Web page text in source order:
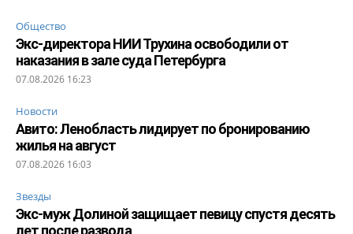
Общество
Экс-директора НИИ Трухина освободили от
наказания в зале суда Петербурга
07.08.2026 16:23
Новости
Авито: Ленобласть лидирует по бронированию
жилья на август
07.08.2026 16:03
Звезды
Экс-муж Долиной защищает певицу спустя десять
лет после развода